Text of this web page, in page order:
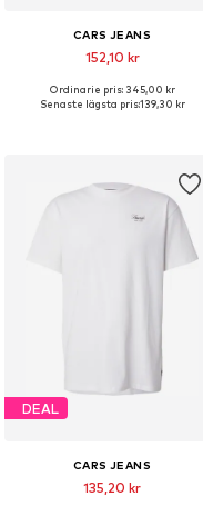
CARS JEANS
152,10 kr
Tillgängliga storlekar: S, M, L, XL
Ordinarie pris: 345,00 kr
Senaste lägsta pris:139,30 kr
DEAL
CARS JEANS
135,20 kr